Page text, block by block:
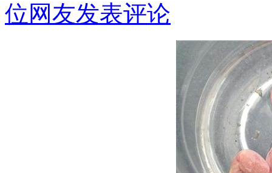
位网友发表评论